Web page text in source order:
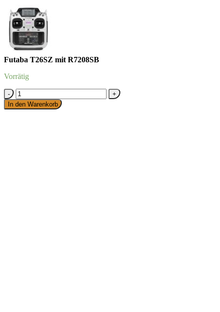
Futaba T26SZ mit R7208SB
Vorrätig
Futaba
T26SZ
mit
In den Warenkorb